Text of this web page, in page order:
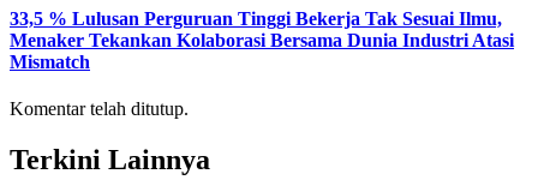
33,5 % Lulusan Perguruan Tinggi Bekerja Tak Sesuai Ilmu,
Menaker Tekankan Kolaborasi Bersama Dunia Industri Atasi
Mismatch
Komentar telah ditutup.
Terkini Lainnya